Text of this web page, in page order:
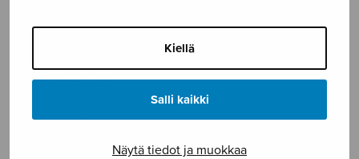
Kiellä
Salli kaikki
Näytä tiedot ja muokkaa
yksinlaulua
Klemetti Heikki
10,03€